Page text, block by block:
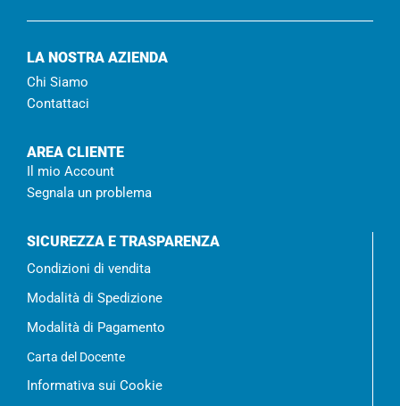
LA NOSTRA AZIENDA
Chi Siamo
Contattaci
AREA CLIENTE
Il mio Account
Segnala un problema
SICUREZZA E TRASPARENZA
Condizioni di vendita
Modalità di Spedizione
Modalità di Pagamento
Carta del Docente
Informativa sui Cookie